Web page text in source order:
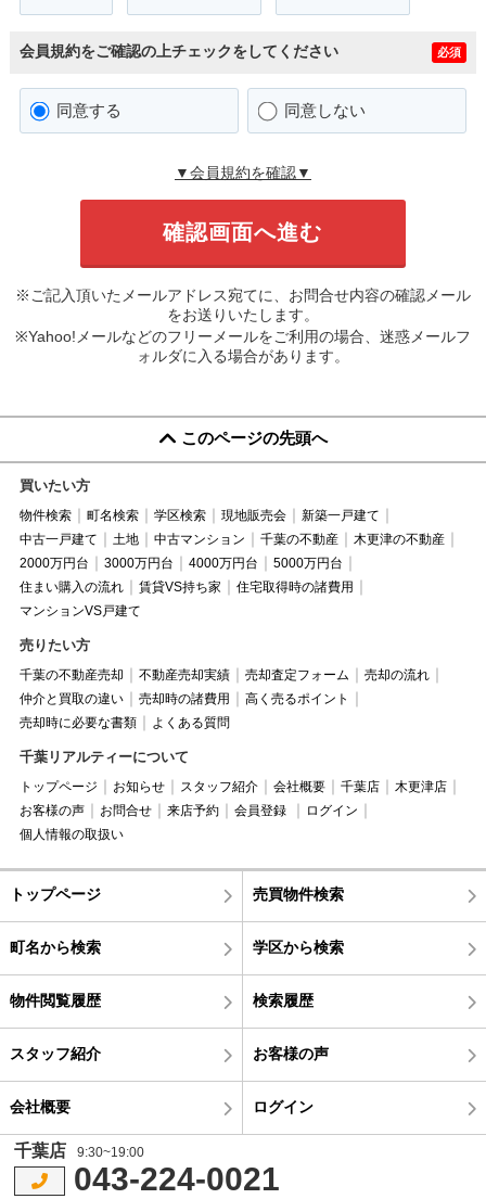
会員規約をご確認の上チェックをしてください 必須
同意する 同意しない
▼会員規約を確認▼
※ご記入頂いたメールアドレス宛てに、お問合せ内容の確認メール
をお送りいたします。
※Yahoo!メールなどのフリーメールをご利用の場合、迷惑メールフ
ォルダに入る場合があります。
このページの先頭へ
買いたい方
物件検索 町名検索 学区検索 現地販売会
新築一戸建て
中古一戸建て
土地 中古マンション 千葉の不動産
木更津の不動産
2000万円台
3000万円台 4000万円台
5000万円台
住まい購入の流れ
賃貸VS持ち家
住宅取得時の諸費用
マンションVS戸建て
売りたい方
千葉の不動産売却 不動産売却実績 売却査定フォーム
売却の流れ
仲介と買取の違い
売却時の諸費用
高く売るポイント
売却時に必要な書類
よくある質問
千葉リアルティーについて
トップページ お知らせ スタッフ紹介 会社概要 千葉店
木更津店
お客様の声
お問合せ 来店予約 会員登録
ログイン
個人情報の取扱い
トップページ 売買物件検索
町名から検索 学区から検索
物件閲覧履歴 検索履歴
スタッフ紹介 お客様の声
会社概要 ログイン
千葉店 9:30~19:00
043-224-0021